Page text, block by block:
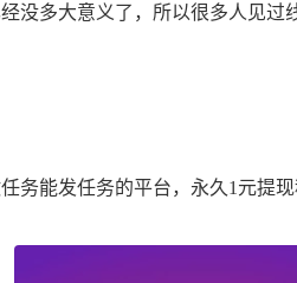
没多大意义了，所以很多人见过
务能发任务的平台，永久1元提